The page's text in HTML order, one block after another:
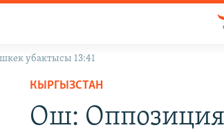
убактысы 13:41
КЫРГЫЗСТАН
Ош: